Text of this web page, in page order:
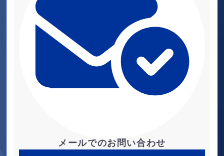
メールでのお問い合わせ